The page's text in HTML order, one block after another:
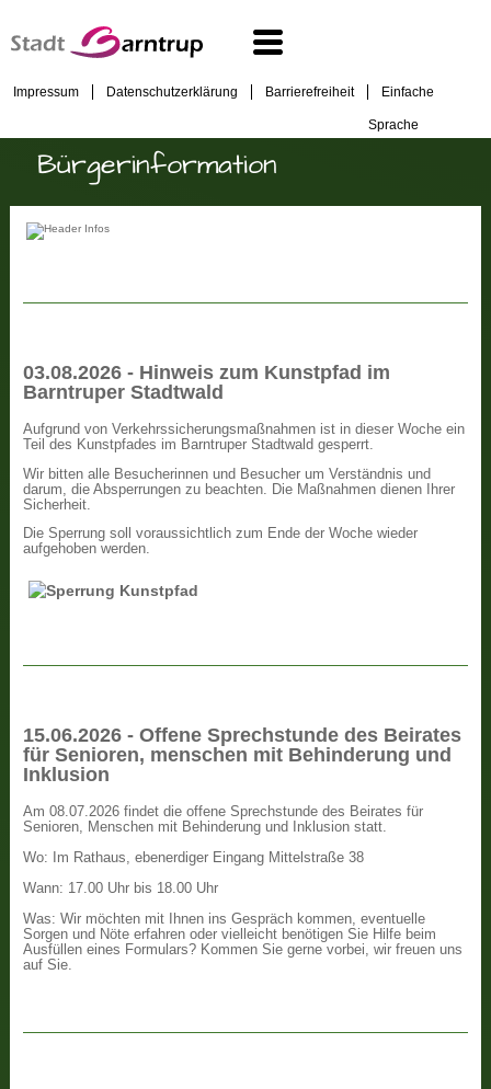
Impressum Datenschutzerklärung Barrierefreiheit Einfache
Sprache
Bürgerinformation
03.08.2026 - Hinweis zum Kunstpfad im
Barntruper Stadtwald
Aufgrund von Verkehrssicherungsmaßnahmen ist in dieser Woche ein
Teil des Kunstpfades im Barntruper Stadtwald gesperrt.
Wir bitten alle Besucherinnen und Besucher um Verständnis und
darum, die Absperrungen zu beachten. Die Maßnahmen dienen Ihrer
Sicherheit.
Die Sperrung soll voraussichtlich zum Ende der Woche wieder
aufgehoben werden.
15.06.2026 - Offene Sprechstunde des Beirates
für Senioren, menschen mit Behinderung und
Inklusion
Am 08.07.2026 findet die offene Sprechstunde des Beirates für
Senioren, Menschen mit Behinderung und Inklusion statt.
Wo: Im Rathaus, ebenerdiger Eingang Mittelstraße 38
Wann: 17.00 Uhr bis 18.00 Uhr
Was: Wir möchten mit Ihnen ins Gespräch kommen, eventuelle
Sorgen und Nöte erfahren oder vielleicht benötigen Sie Hilfe beim
Ausfüllen eines Formulars? Kommen Sie gerne vorbei, wir freuen uns
auf Sie.